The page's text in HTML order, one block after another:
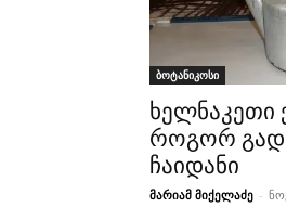
ბოტანიკოსი
ხელნაკეთი
როგორ
ჩაიდანი
მარიამ მიქელაძე -